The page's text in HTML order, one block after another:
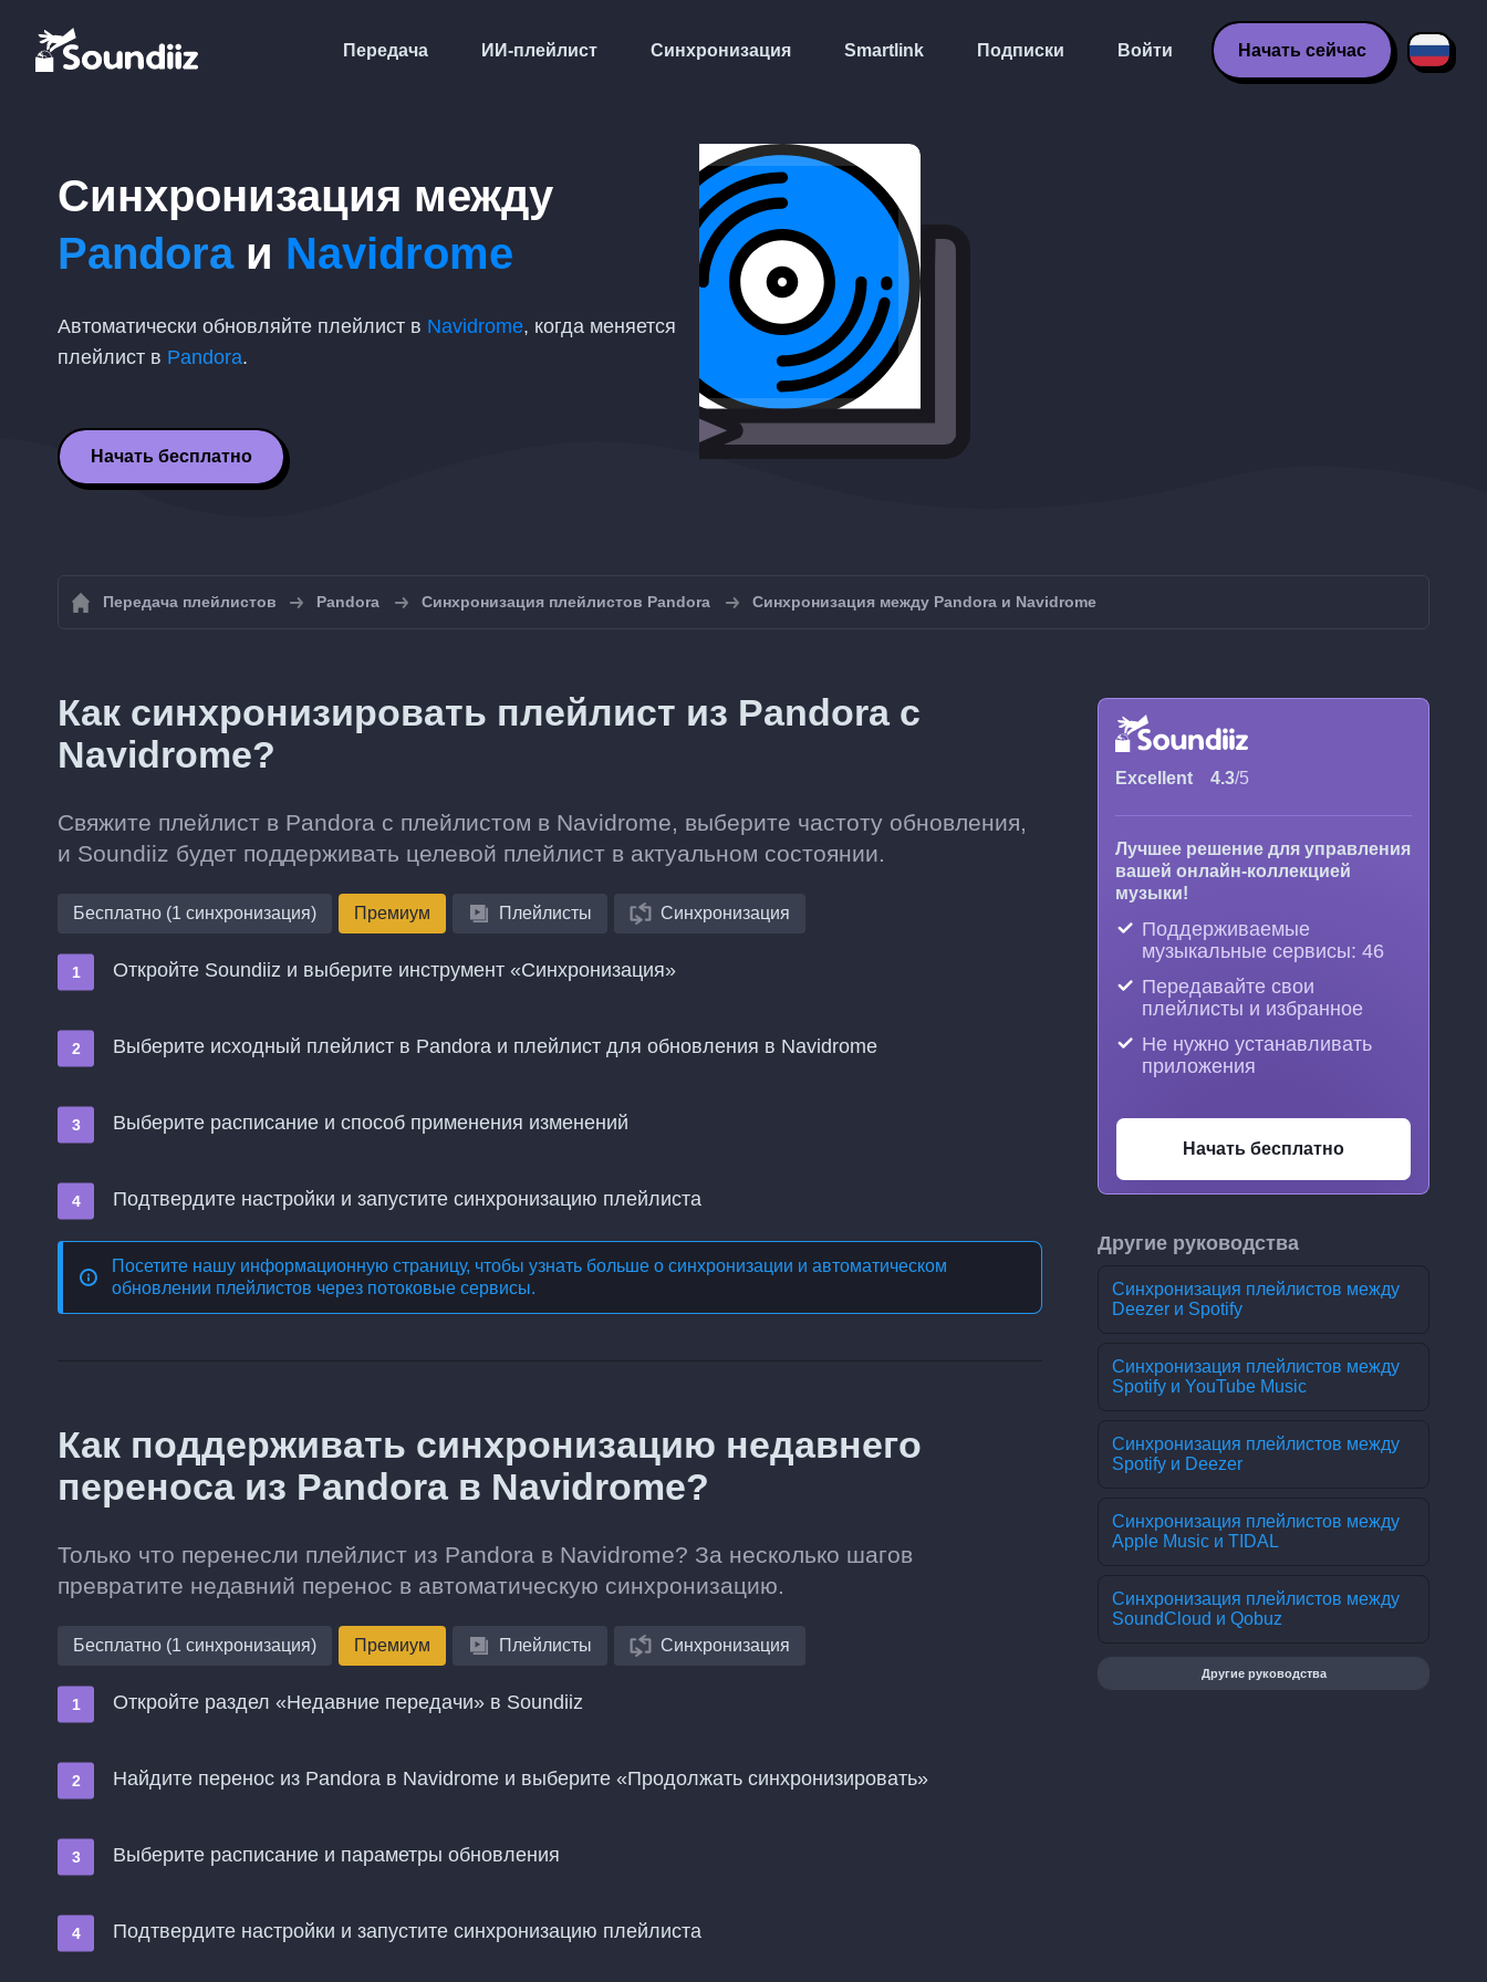
Передача ИИ-плейлист Синхронизация Smartlink Подписки Войти Начать сейчас
Синхронизация между
Pandoraи Navidrome
Автоматически обновляйте плейлист в Navidrome, когда меняется
плейлист в Pandora.
Начать бесплатно
Передача плейлистов Pandora Синхронизация плейлистов Pandora Синхронизация между Pandora и Navidrome
Как синхронизировать плейлист из Pandora с
Navidrome?
Свяжите плейлист в Pandora с плейлистом в Navidrome, выберите частоту обновления,
и Soundiiz будет поддерживать целевой плейлист в актуальном состоянии.
Бесплатно (1 синхронизация) Премиум Плейлисты Синхронизация
Откройте Soundiiz и выберите инструмент «Синхронизация»
Выберите исходный плейлист в Pandora и плейлист для обновления в Navidrome
Выберите расписание и способ применения изменений
Подтвердите настройки и запустите синхронизацию плейлиста
Посетите нашу информационную страницу, чтобы узнать больше о синхронизации и автоматическом
обновлении плейлистов через потоковые сервисы.
Как поддерживать синхронизацию недавнего
переноса из Pandora в Navidrome?
Только что перенесли плейлист из Pandora в Navidrome? За несколько шагов
превратите недавний перенос в автоматическую синхронизацию.
Бесплатно (1 синхронизация) Премиум Плейлисты Синхронизация
Откройте раздел «Недавние передачи» в Soundiiz
Найдите перенос из Pandora в Navidrome и выберите «Продолжать синхронизировать»
Выберите расписание и параметры обновления
Подтвердите настройки и запустите синхронизацию плейлиста
Excellent 4.3/5
Лучшее решение для управления
вашей онлайн-коллекцией
музыки!
Поддерживаемые
музыкальные сервисы: 46
Передавайте свои
плейлисты и избранное
Не нужно устанавливать
приложения
Начать бесплатно
Другие руководства
Синхронизация плейлистов между
Deezer и Spotify
Синхронизация плейлистов между
Spotify и YouTube Music
Синхронизация плейлистов между
Spotify и Deezer
Синхронизация плейлистов между
Apple Music и TIDAL
Синхронизация плейлистов между
SoundCloud и Qobuz
Другие руководства